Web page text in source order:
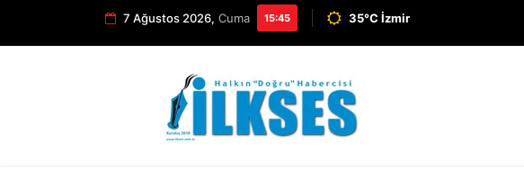
7 Ağustos 2026, Cuma 15:45 35°C İzmir